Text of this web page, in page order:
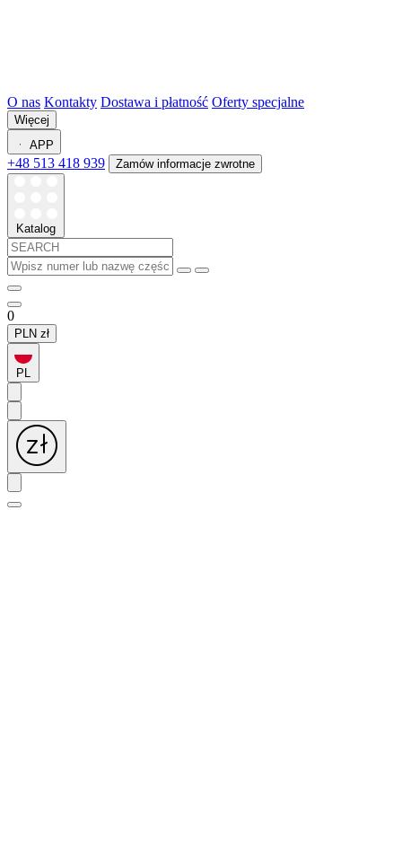
O nas Kontakty Dostawa i płatność Oferty specjalne
Więcej
APP
+48 513 418 939 Zamów informacje zwrotne
Katalog
0
PLN zł
PL